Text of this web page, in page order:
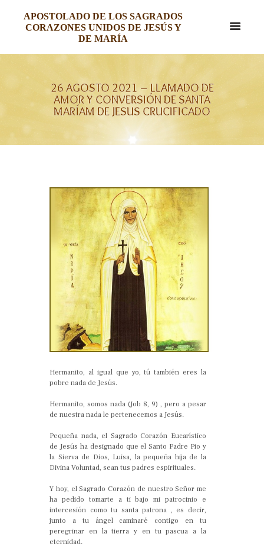
APOSTOLADO DE LOS SAGRADOS
CORAZONES UNIDOS DE JESÚS Y
DE MARÍA
26 AGOSTO 2021 – LLAMADO DE
AMOR Y CONVERSIÓN DE SANTA
MARÍAM DE JESUS CRUCIFICADO
Hermanito, al igual que yo, tú también eres la
pobre nada de Jesús.
Hermanito, somos nada (Job 8, 9) , pero a pesar
de nuestra nada le pertenecemos a Jesús.
Pequeña nada, el Sagrado Corazón Eucarístico
de Jesús ha designado que el Santo Padre Pio y
la Sierva de Dios, Luisa, la pequeña hija de la
Divina Voluntad, sean tus padres espirituales.
Y hoy, el Sagrado Corazón de nuestro Señor me
ha pedido tomarte a ti bajo mi patrocinio e
intercesión como tu santa patrona , es decir,
junto a tu ángel caminaré contigo en tu
peregrinar en la tierra y en tu pascua a la
eternidad.